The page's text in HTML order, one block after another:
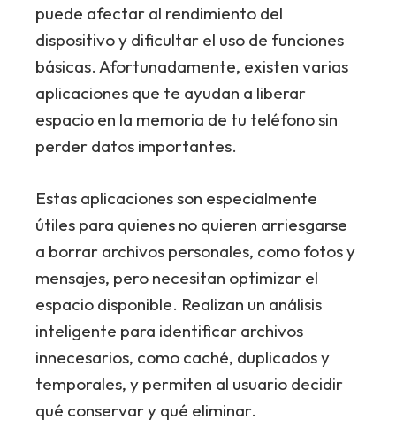
puede afectar al rendimiento del
dispositivo y dificultar el uso de funciones
básicas. Afortunadamente, existen varias
aplicaciones que te ayudan a liberar
espacio en la memoria de tu teléfono sin
perder datos importantes.
Estas aplicaciones son especialmente
útiles para quienes no quieren arriesgarse
a borrar archivos personales, como fotos y
mensajes, pero necesitan optimizar el
espacio disponible. Realizan un análisis
inteligente para identificar archivos
innecesarios, como caché, duplicados y
temporales, y permiten al usuario decidir
qué conservar y qué eliminar.